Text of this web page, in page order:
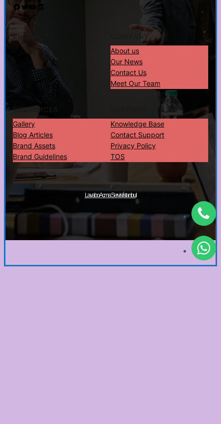
Facebook Twitter YouTube LinkedIn
PRODUCTS
COMPANY
About us
Our News
Contact Us
Meet Our Team
RESOURCES
Gallery
Blog Articles
Brand Assets
Brand Guidelines
Knowledge Base
Contact Support
Privacy Policy
TOS
Lavabo Açma Servisi İstanbul· All rights reserved